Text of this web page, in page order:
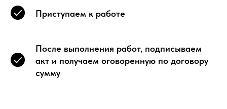
Приступаем к работе
После выполнения работ, подписываем
акт и получаем оговоренную по договору
сумму